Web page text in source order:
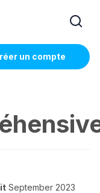
un compte
September 2023